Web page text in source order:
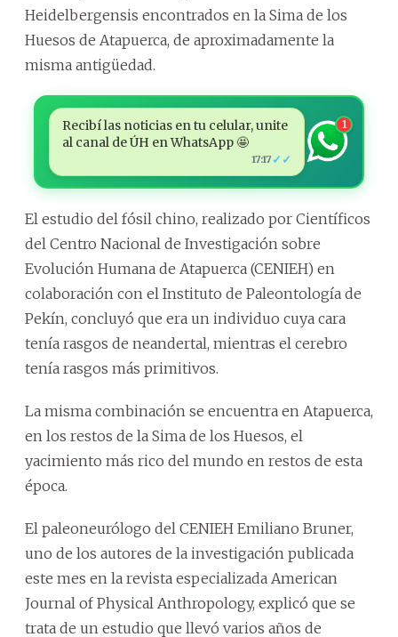
Heidelbergensis encontrados en la Sima de los
Huesos de Atapuerca, de aproximadamente la
misma antigüedad.
Recibí las noticias en tu celular, unite
al canal de ÚH en WhatsApp 🤩
17:17 ✓✓
1
El estudio del fósil chino, realizado por Científicos
del Centro Nacional de Investigación sobre
Evolución Humana de Atapuerca (CENIEH) en
colaboración con el Instituto de Paleontología de
Pekín, concluyó que era un individuo cuya cara
tenía rasgos de neandertal, mientras el cerebro
tenía rasgos más primitivos.
La misma combinación se encuentra en Atapuerca,
en los restos de la Sima de los Huesos, el
yacimiento más rico del mundo en restos de esta
época.
El paleoneurólogo del CENIEH Emiliano Bruner,
uno de los autores de la investigación publicada
este mes en la revista especializada American
Journal of Physical Anthropology, explicó que se
trata de un estudio que llevó varios años de